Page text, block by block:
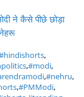
ने कैसे पीछे छोड़ा
,
,#modi,
,#nehru,
,#PMModi,